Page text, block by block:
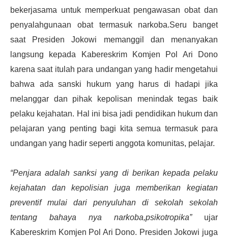
bekerjasama untuk memperkuat pengawasan obat dan
penyalahgunaan obat termasuk narkoba.Seru banget
saat Presiden Jokowi memanggil dan menanyakan
langsung kepada Kabereskrim Komjen Pol Ari Dono
karena saat itulah para undangan yang hadir mengetahui
bahwa ada sanski hukum yang harus di hadapi jika
melanggar dan pihak kepolisan menindak tegas baik
pelaku kejahatan. Hal ini bisa jadi pendidikan hukum dan
pelajaran yang penting bagi kita semua termasuk para
undangan yang hadir seperti anggota komunitas, pelajar.
“Penjara adalah sanksi yang di berikan kepada pelaku
kejahatan dan kepolisian juga memberikan kegiatan
preventif mulai dari penyuluhan di sekolah sekolah
tentang bahaya nya narkoba,psikotropika”ujar
Kabereskrim Komjen Pol Ari Dono. Presiden Jokowi juga